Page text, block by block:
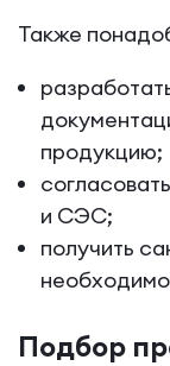
Также
продукцию;
и СЭС;
получить
Подбор